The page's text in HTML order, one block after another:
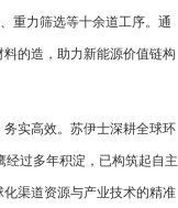
重力筛选等十余道工序。通
的造，助力新能源价值链构
实高效。苏伊士深耕全球环
过多年积淀，已构筑起自主
渠道资源与产业技术的精准